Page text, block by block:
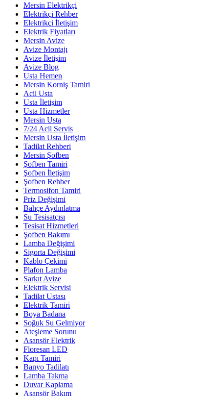
Mersin Elektrikçi
Elektrikçi Rehber
Elektrikçi İletişim
Elektrik Fiyatları
Mersin Avize
Avize Montajı
Avize İletişim
Avize Blog
Usta Hemen
Mersin Korniş Tamiri
Acil Usta
Usta İletişim
Usta Hizmetler
Mersin Usta
7/24 Acil Servis
Mersin Usta İletişim
Tadilat Rehberi
Mersin Şofben
Şofben Tamiri
Şofben İletişim
Şofben Rehber
Termosifon Tamiri
Priz Değişimi
Bahçe Aydınlatma
Su Tesisatçısı
Tesisat Hizmetleri
Şofben Bakımı
Lamba Değişimi
Sigorta Değişimi
Kablo Çekimi
Plafon Lamba
Sarkıt Avize
Elektrik Servisi
Tadilat Ustası
Elektrik Tamiri
Boya Badana
Soğuk Su Gelmiyor
Ateşleme Sorunu
Asansör Elektrik
Floresan LED
Kapı Tamiri
Banyo Tadilatı
Lamba Takma
Duvar Kaplama
Asansör Bakım